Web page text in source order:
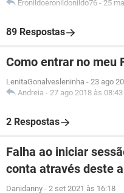
Eronildoeronildonildo76 - 25
89 Respostas
Como entrar no meu
LenitaGonalvesleninha - 23 ago
Andreia - 27 ago 2018 às 08:43
2 Respostas
Falha ao iniciar
conta através deste
Danidanny - 2 set 2021 às 16:18